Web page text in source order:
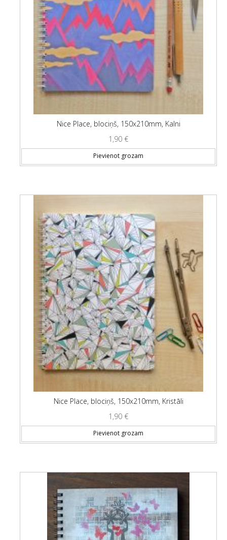
Nice Place, blociņš, 150x210mm, Kalni
1,90 €
Pievienot grozam
Nice Place, blociņš, 150x210mm, Kristāli
1,90 €
Pievienot grozam